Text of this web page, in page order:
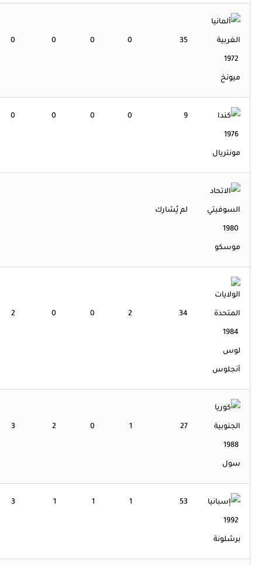
1972
ميونخ
35
0
0
0
0
1976
مونتريال
9
0
0
0
0
1980
موسكو
لم يُشارك
1984
لوس
أنجلوس
34
2
0
0
2
1988
سول
27
1
0
2
3
1992
برشلونة
53
1
1
1
3